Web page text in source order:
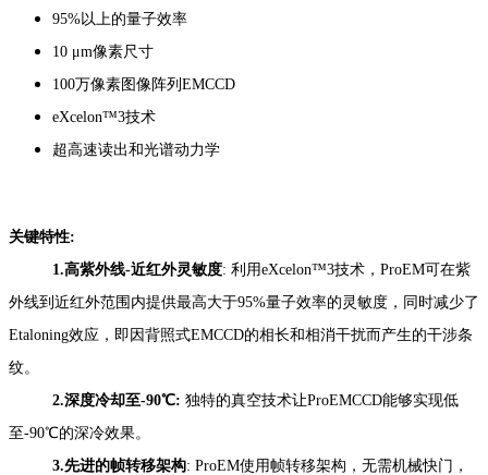
95%以上的量子效率
10 μm像素尺寸
100万像素图像阵列EMCCD
eXcelon™3技术
超高速读出和光谱动力学
关键特性:
1.高紫外线-近红外灵敏度: 利用eXcelon™3技术，ProEM可在紫
外线到近红外范围内提供最高大于95%量子效率的灵敏度，同时减少了
Etaloning效应，即因背照式EMCCD的相长和相消干扰而产生的干涉条
纹。
2.深度冷却至-90℃: 独特的真空技术让ProEMCCD能够实现低
至-90℃的深冷效果。
3.先进的帧转移架构: ProEM使用帧转移架构，无需机械快门，